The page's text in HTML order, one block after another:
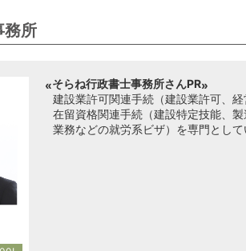
務所
そらね行政書士事務所さんPR
建設業許可関連手続（建設業許可、
在留資格関連手続（建設特定技能、
業務などの就労系ビザ）を専門として